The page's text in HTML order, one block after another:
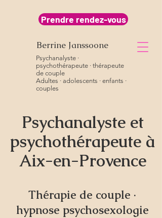
Prendre rendez-vous
Berrine Janssoone
Psychanalyste ·
psychothérapeute · thérapeute
de couple
Adultes · adolescents · enfants ·
couples
Psychanalyste et
psychothérapeute à
Aix-en-Provence
Thérapie de couple ·
hypnose psychosexologie